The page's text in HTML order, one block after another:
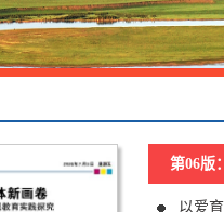
第06版
以爱